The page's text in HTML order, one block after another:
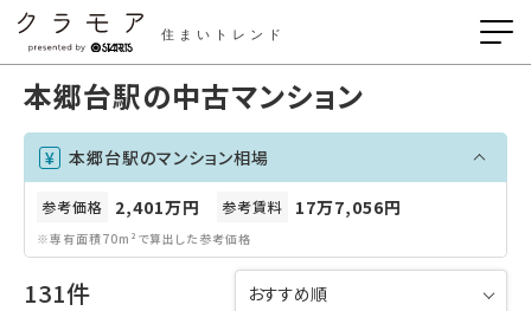
住まいトレンド
本郷台駅の中古マンション
本郷台駅のマンション相場
参考価格 2,401万円 参考賃料 17万7,056円
※専有面積70m²で算出した参考価格
131件